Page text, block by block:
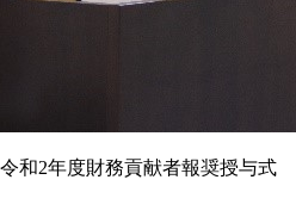
和2年度財務貢献者報奨授与式